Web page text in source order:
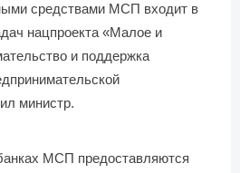
средствами МСП входит в
нацпроекта «Малое и
и поддержка
министр.
МСП предоставляются